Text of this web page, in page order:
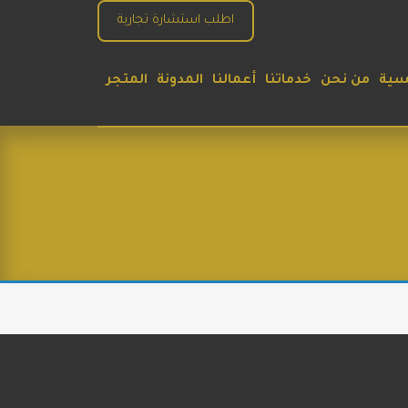
اطلب استشارة تجارية
من نحن خدماتنا أعمالنا المدونة المتجر